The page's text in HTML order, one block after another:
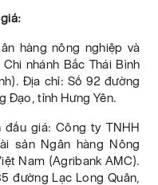
hàng nông nghiệp và
nhánh Bắc Thái Bình
Địa chỉ: Số 92 đường
Đạo, tỉnh Hưng Yên.
giá: Công ty TNHH
sản Ngân hàng Nông
Nam (Agribank AMC).
đường Lạc Long Quân,